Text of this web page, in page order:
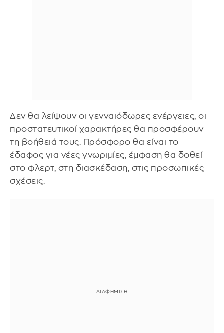
Δεν θα λείψουν οι γενναιόδωρες ενέργειες, οι
προστατευτικοί χαρακτήρες θα προσφέρουν
τη βοήθειά τους. Πρόσφορο θα είναι το
έδαφος για νέες γνωριμίες, έμφαση θα δοθεί
στο φλερτ, στη διασκέδαση, στις προσωπικές
σχέσεις.